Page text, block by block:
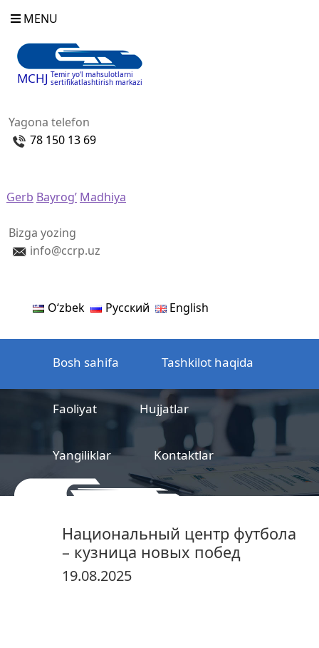
MENU
MCHJ Temir yo‘l mahsulotlarni
sertifikatlashtirish markazi
Yagona telefon
78 150 13 69
Gerb Bayrog’ Madhiya
Bizga yozing
info@ccrp.uz
Oʻzbek Русский English
Bosh sahifa Tashkilot haqida
Faoliyat Hujjatlar
Yangiliklar Kontaktlar
sertifikatlashtirish markazi
Национальный центр футбола
– кузница новых побед
19.08.2025